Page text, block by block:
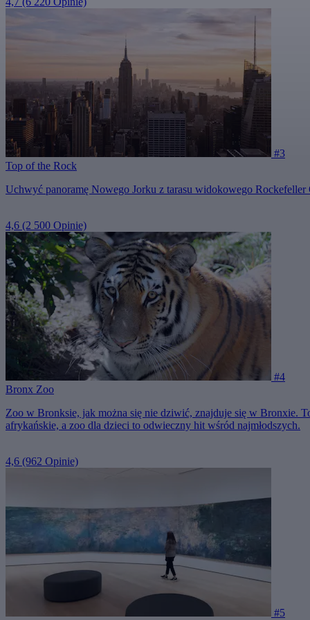
#3
Top of the Rock
Uchwyć panoramę Nowego Jorku z tarasu widokowego Rockefeller
4,6 (2 500 Opinie)
#4
Bronx Zoo
Zoo w Bronksie, jak można się nie dziwić, znajduje się w Bronxie.
afrykańskie, a zoo dla dzieci to odwieczny hit wśród najmłodszych.
4,6 (962 Opinie)
#5